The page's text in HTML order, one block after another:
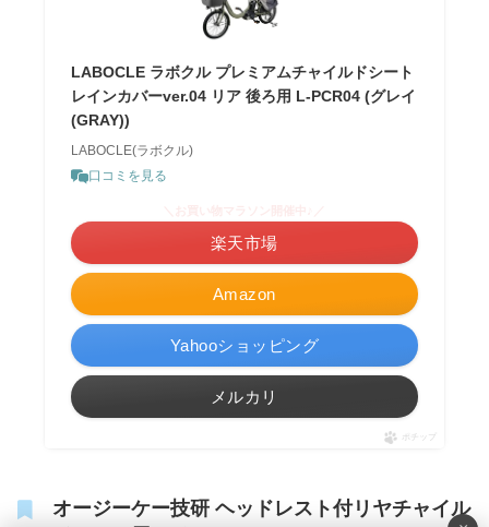
LABOCLE ラボクル プレミアムチャイルドシート
レインカバーver.04 リア 後ろ用 L-PCR04 (グレイ
(GRAY))
LABOCLE(ラボクル)
口コミを見る
Amazon
楽天市場
Yahooショッピング
メルカリ
ポチップ
オージーケー技研 ヘッドレスト付リヤチャイル